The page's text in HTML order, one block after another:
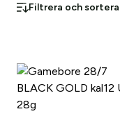
Filtrera och sortera